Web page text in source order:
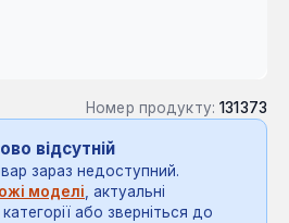
Номер продукту: 131373
відсутній
зараз недоступний.
моделі, актуальні
або зверніться до